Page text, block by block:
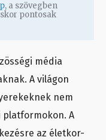
, a szövegben
pontosak
média
A világon
nem
platformokon. A
az életkor-